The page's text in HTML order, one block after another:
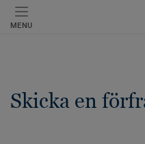
MENU
Skicka en